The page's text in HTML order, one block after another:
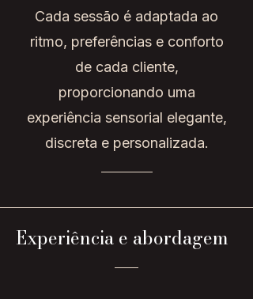
Cada sessão é adaptada ao
ritmo, preferências e conforto
de cada cliente,
proporcionando uma
experiência sensorial elegante,
discreta e personalizada.
Experiência e abordagem